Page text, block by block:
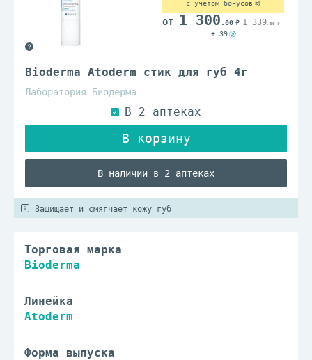
Bioderma Atoderm стик для губ 4г
Лаборатория Биодерма
В наличии в 2 аптеках
с учетом бонусов
1 300 .00 1 339.00
+ 39
Защищает и смягчает кожу губ
Торговая марка
Bioderma
Линейка
Atoderm
Форма выпуска